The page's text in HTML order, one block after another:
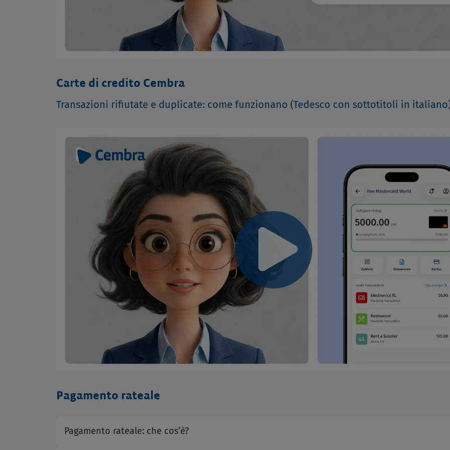
Carte di credito Cembra
Transazioni rifiutate e duplicate: come funzionano (Tedesco con sottotitoli in
Pagamento rateale
Pagamento rateale: che cos’è?